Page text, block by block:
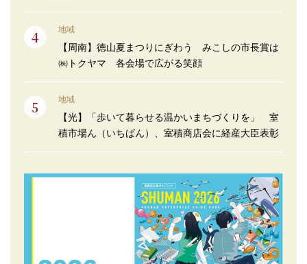
地域
【周南】徳山夏まつりにぎわう みこしの市長賞は
㈱トクヤマ 各会場で広がる笑顔
地域
【光】「歩いて暮らせる温かいまちづくりを」 室
積市場ん（いちばん）、室積商店会に経産大臣表彰